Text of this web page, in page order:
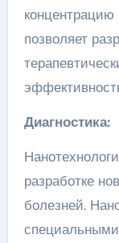
позволяет
Диагностика:
разработке
болезней.